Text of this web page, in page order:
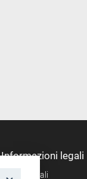
Informazioni legali
Note legali